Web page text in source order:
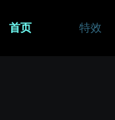
首页 特效